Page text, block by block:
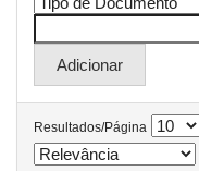
Resultados/Página